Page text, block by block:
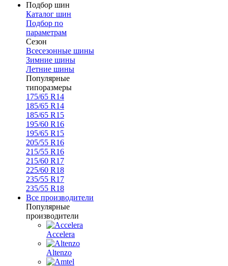
Подбор шин
Каталог шин
Подбор по
параметрам
Сезон
Всесезонные шины
Зимние шины
Летние шины
Популярные
типоразмеры
175/65 R14
185/65 R14
185/65 R15
195/60 R16
195/65 R15
205/55 R16
215/55 R16
215/60 R17
225/60 R18
235/55 R17
235/55 R18
Все производители
Популярные
производители
Accelera
Altenzo